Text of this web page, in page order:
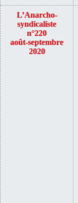
L’Anarcho-
syndicaliste
n°220
août-septembre
2020